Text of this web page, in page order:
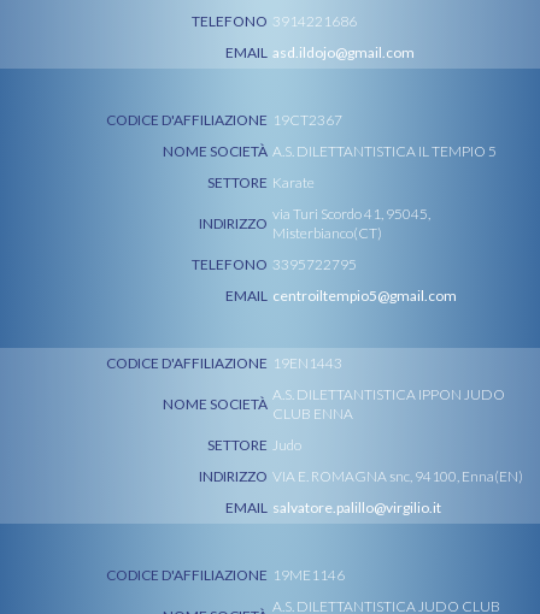
TELEFONO 3914221686
EMAIL asd.ildojo@gmail.com
CODICE D'AFFILIAZIONE 19CT2367
NOME SOCIETÀ A.S. DILETTANTISTICA IL TEMPIO 5
SETTORE Karate
INDIRIZZO
via Turi Scordo 41, 95045,
Misterbianco(CT)
TELEFONO 3395722795
EMAIL centroiltempio5@gmail.com
CODICE D'AFFILIAZIONE 19EN1443
NOME SOCIETÀ
A.S. DILETTANTISTICA IPPON JUDO
CLUB ENNA
SETTORE Judo
INDIRIZZO VIA E. ROMAGNA snc, 94100, Enna(EN)
EMAIL salvatore.palillo@virgilio.it
CODICE D'AFFILIAZIONE 19ME1146
A.S. DILETTANTISTICA JUDO CLUB